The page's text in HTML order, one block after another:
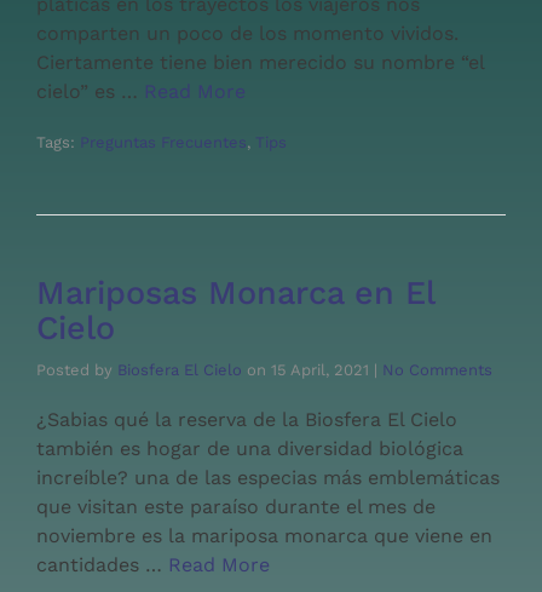
comparten un poco de los momento vividos.
Ciertamente tiene bien merecido su nombre “el
cielo” es … Read More
Tags: Preguntas Frecuentes, Tips
Mariposas Monarca en El
Cielo
Posted by Biosfera El Cielo on 15 April, 2021 | No Comments
¿Sabias qué la reserva de la Biosfera El Cielo
también es hogar de una diversidad biológica
increíble? una de las especias más emblemáticas
que visitan este paraíso durante el mes de
noviembre es la mariposa monarca que viene en
cantidades … Read More